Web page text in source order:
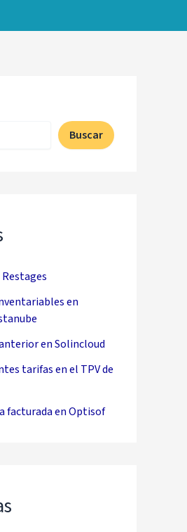
Buscar
en
en Solincloud
tarifas en el TPV de
facturada en Optisof